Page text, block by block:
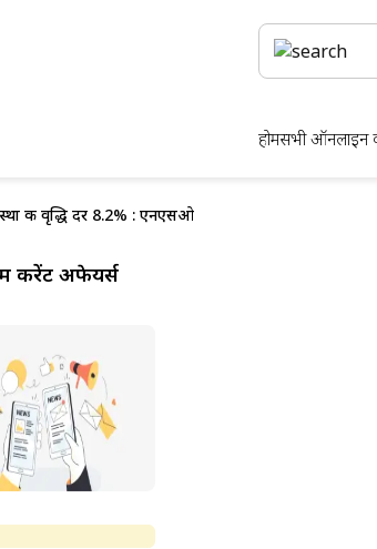
होमसभी ऑनलाइन
की वृद्धि दर 8.2% : एनएसओ
करेंट अफेयर्स